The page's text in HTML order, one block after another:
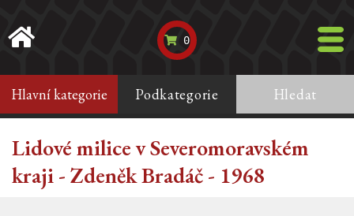
0
Hlavní kategorie Podkategorie Hledat
Lidové milice v Severomoravském
kraji - Zdeněk Bradáč - 1968